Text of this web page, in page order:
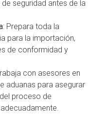
seguridad antes de la
: Prepara toda la
para la importación,
de conformidad y
con asesores en
aduanas para asegurar
proceso de